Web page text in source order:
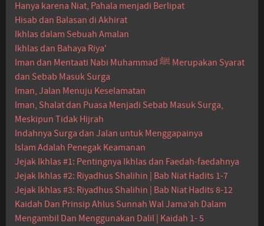
Hanya karena Niat, Pahala menjadi Berlipat
Hisab dan Balasan di Akhirat
Ikhlas dalam Sebuah Amalan
Ikhlas dan Bahaya Riya'
Iman dan Mentaati Nabi Muhammad ﷺ Merupakan Syarat
dan Sebab Masuk Surga
Iman, Jalan Menuju Keselamatan
Iman, Shalat dan Puasa Menjadi Sebab Masuk Surga,
Meskipun Tidak Hijrah
Indahnya Surga dan Jalan untuk Menggapainya
Islam Adalah Penegak Keamanan
Jejak Ikhlas #1: Pentingnya Ikhlas dan Faedah-faedahnya
Jejak Ikhlas #2: Riyadhus Shalihin | Bab Niat Hadits 1-7
Jejak Ikhlas #3: Riyadhus Shalihin | Bab Niat Hadits 8-12
Kaidah Dan Prinsip Ahlus Sunnah Wal Jama’ah Dalam
Mengambil Dan Menggunakan Dalil | Kaidah 1- 5